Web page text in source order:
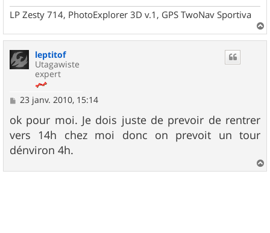
LP Zesty 714, PhotoExplorer 3D v.1, GPS TwoNav Sportiva
a
leptitof
Utagawiste
expert
M
s
s
a
g
e
23 janv. 2010, 15:14
ok pour moi. Je dois juste de prevoir de rentrer
vers 14h chez moi donc on prevoit un tour
dénviron 4h.
a